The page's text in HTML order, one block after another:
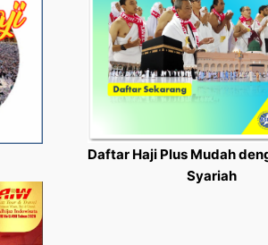
Daftar Haji Plus Mudah
Syariah